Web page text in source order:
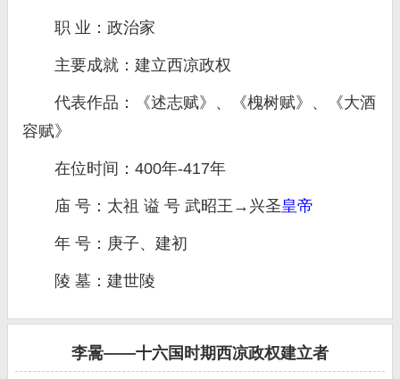
职 业：政治家
主要成就：建立西凉政权
代表作品：《述志赋》、《槐树赋》、《大酒
容赋》
在位时间：400年-417年
庙 号：太祖 谥 号 武昭王→兴圣皇帝
年 号：庚子、建初
陵 墓：建世陵
李暠——十六国时期西凉政权建立者